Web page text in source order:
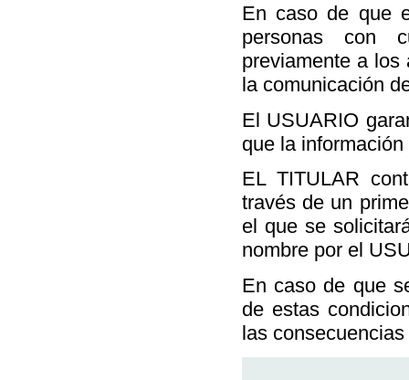
En caso de que
personas con
previamente a los
la comunicación
El USUARIO
que la
EL TITULAR
través de un
el que se
nombre por el
En caso de que
de estas
las